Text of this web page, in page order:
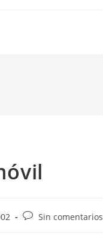
Comentarios
Sin comentarios